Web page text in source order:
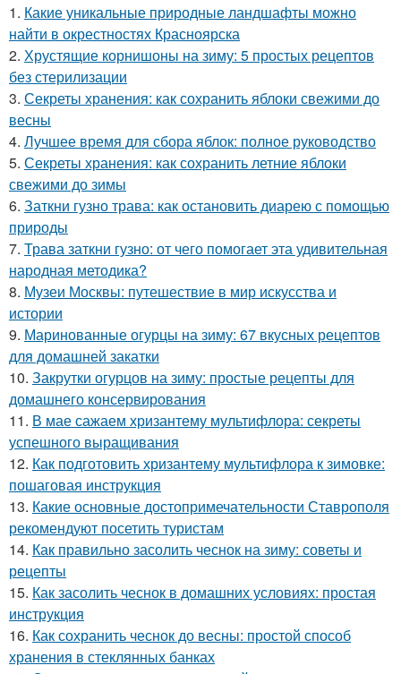
1. Какие уникальные природные ландшафты можно
найти в окрестностях Красноярска
2. Хрустящие корнишоны на зиму: 5 простых рецептов
без стерилизации
3. Секреты хранения: как сохранить яблоки свежими до
весны
4. Лучшее время для сбора яблок: полное руководство
5. Секреты хранения: как сохранить летние яблоки
свежими до зимы
6. Заткни гузно трава: как остановить диарею с помощью
природы
7. Трава заткни гузно: от чего помогает эта удивительная
народная методика?
8. Музеи Москвы: путешествие в мир искусства и
истории
9. Маринованные огурцы на зиму: 67 вкусных рецептов
для домашней закатки
10. Закрутки огурцов на зиму: простые рецепты для
домашнего консервирования
11. В мае сажаем хризантему мультифлора: секреты
успешного выращивания
12. Как подготовить хризантему мультифлора к зимовке:
пошаговая инструкция
13. Какие основные достопримечательности Ставрополя
рекомендуют посетить туристам
14. Как правильно засолить чеснок на зиму: советы и
рецепты
15. Как засолить чеснок в домашних условиях: простая
инструкция
16. Как сохранить чеснок до весны: простой способ
хранения в стеклянных банках